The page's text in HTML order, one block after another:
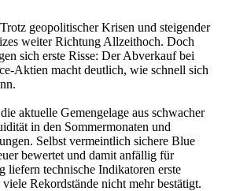
geopolitischer Krisen und steigender
weiter Richtung Allzeithoch. Doch
sich erste Risse: Der Abverkauf bei
Aktien macht deutlich, wie schnell sich
aktuelle Gemengelage aus schwacher
in den Sommermonaten und
Selbst vermeintlich sichere Blue
bewertet und damit anfällig für
liefern technische Indikatoren erste
Rekordstände nicht mehr bestätigt.